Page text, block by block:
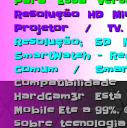
Resolução HD
Projetor / TV.
Resolução; SD
SmartWatch -
Comum /
HardGam3r
Mobile Etc a
sobre